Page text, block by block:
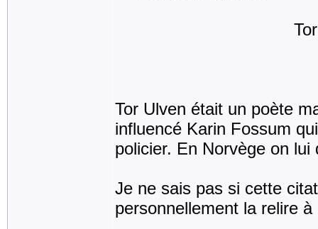
Tor
Tor Ulven était un poète
influencé Karin Fossum
policier. En Norvège on
Je ne sais pas si cette
personnellement la relire